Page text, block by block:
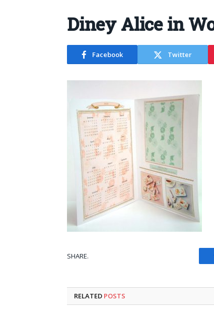
Diney Alice in
Facebook Twitter
SHARE.
RELATED POSTS